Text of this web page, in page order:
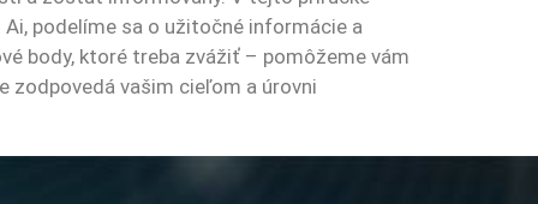
podelíme sa o užitočné informácie a
body, ktoré treba zvážiť – pomôžeme vám
zodpovedá vašim cieľom a úrovni